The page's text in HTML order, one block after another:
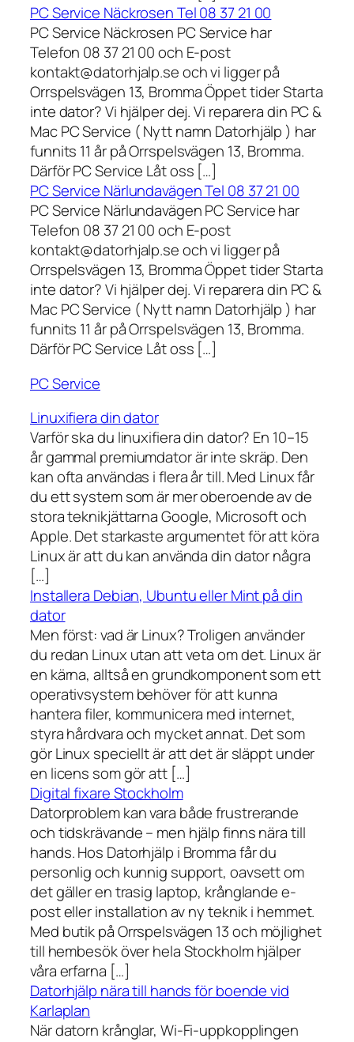
PC Service Näckrosen Tel 08 37 21 00
PC Service Näckrosen PC Service har
Telefon 08 37 21 00 och E-post
kontakt@datorhjalp.se och vi ligger på
Orrspelsvägen 13, Bromma Öppet tider Starta
inte dator? Vi hjälper dej. Vi reparera din PC &
Mac PC Service ( Nytt namn Datorhjälp ) har
funnits 11 år på Orrspelsvägen 13, Bromma.
Därför PC Service Låt oss […]
PC Service Närlundavägen Tel 08 37 21 00
PC Service Närlundavägen PC Service har
Telefon 08 37 21 00 och E-post
kontakt@datorhjalp.se och vi ligger på
Orrspelsvägen 13, Bromma Öppet tider Starta
inte dator? Vi hjälper dej. Vi reparera din PC &
Mac PC Service ( Nytt namn Datorhjälp ) har
funnits 11 år på Orrspelsvägen 13, Bromma.
Därför PC Service Låt oss […]
PC Service
Linuxifiera din dator
Varför ska du linuxifiera din dator? En 10–15
år gammal premiumdator är inte skräp. Den
kan ofta användas i flera år till. Med Linux får
du ett system som är mer oberoende av de
stora teknikjättarna Google, Microsoft och
Apple. Det starkaste argumentet för att köra
Linux är att du kan använda din dator några
[…]
Installera Debian, Ubuntu eller Mint på din
dator
Men först: vad är Linux? Troligen använder
du redan Linux utan att veta om det. Linux är
en kärna, alltså en grundkomponent som ett
operativsystem behöver för att kunna
hantera filer, kommunicera med internet,
styra hårdvara och mycket annat. Det som
gör Linux speciellt är att det är släppt under
en licens som gör att […]
Digital fixare Stockholm
Datorproblem kan vara både frustrerande
och tidskrävande – men hjälp finns nära till
hands. Hos Datorhjälp i Bromma får du
personlig och kunnig support, oavsett om
det gäller en trasig laptop, krånglande e-
post eller installation av ny teknik i hemmet.
Med butik på Orrspelsvägen 13 och möjlighet
till hembesök över hela Stockholm hjälper
våra erfarna […]
Datorhjälp nära till hands för boende vid
Karlaplan
När datorn krånglar, Wi-Fi-uppkopplingen